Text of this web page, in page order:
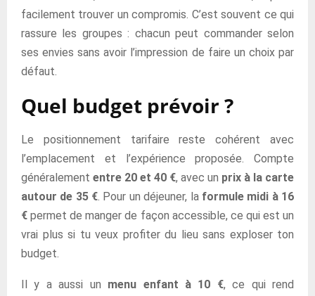
facilement trouver un compromis. C’est souvent ce qui
rassure les groupes : chacun peut commander selon
ses envies sans avoir l’impression de faire un choix par
défaut.
Quel budget prévoir ?
Le positionnement tarifaire reste cohérent avec
l’emplacement et l’expérience proposée. Compte
généralement entre 20 et 40 €, avec un prix à la carte
autour de 35 €. Pour un déjeuner, la formule midi à 16
€ permet de manger de façon accessible, ce qui est un
vrai plus si tu veux profiter du lieu sans exploser ton
budget.
Il y a aussi un menu enfant à 10 €, ce qui rend